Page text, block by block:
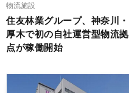
物流施設
住友林業グループ、神奈川・
厚木で初の自社運営型物流拠
点が稼働開始